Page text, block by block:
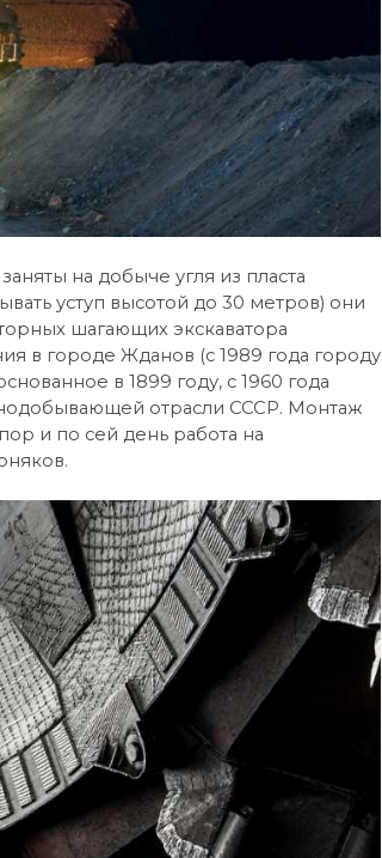
на добыче угля из пласта
уступ высотой до 30 метров) они
шагающих экскаватора
в городе Жданов (с 1989 года городу
в 1899 году, с 1960 года
отрасли СССР. Монтаж
и по сей день работа на